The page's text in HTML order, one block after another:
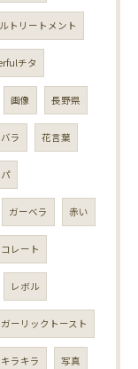
トリートメント
チタ
画像 長野県
バラ 花言葉
ガーベラ 赤い
レート
レボル
ガーリックトースト
キラキラ 写真